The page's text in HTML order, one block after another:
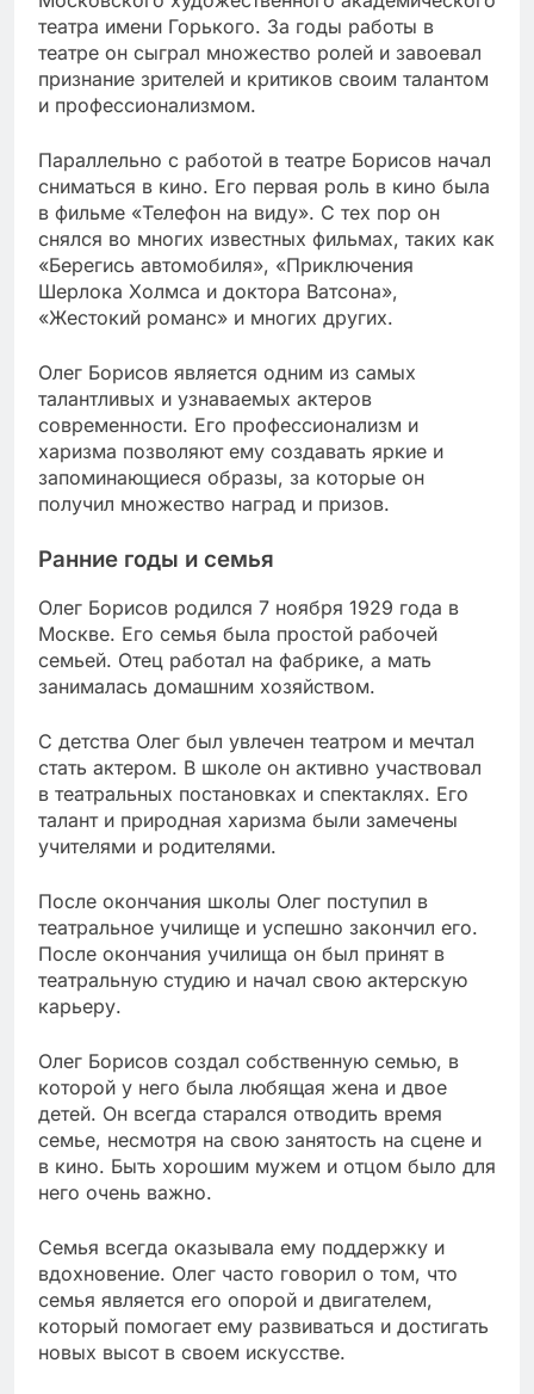
театра имени Горького. За годы работы в
театре он сыграл множество ролей и завоевал
признание зрителей и критиков своим талантом
и профессионализмом.
Параллельно с работой в театре Борисов начал
сниматься в кино. Его первая роль в кино была
в фильме «Телефон на виду». С тех пор он
снялся во многих известных фильмах, таких как
«Берегись автомобиля», «Приключения
Шерлока Холмса и доктора Ватсона»,
«Жестокий романс» и многих других.
Олег Борисов является одним из самых
талантливых и узнаваемых актеров
современности. Его профессионализм и
харизма позволяют ему создавать яркие и
запоминающиеся образы, за которые он
получил множество наград и призов.
Ранние годы и семья
Олег Борисов родился 7 ноября 1929 года в
Москве. Его семья была простой рабочей
семьей. Отец работал на фабрике, а мать
занималась домашним хозяйством.
С детства Олег был увлечен театром и мечтал
стать актером. В школе он активно участвовал
в театральных постановках и спектаклях. Его
талант и природная харизма были замечены
учителями и родителями.
После окончания школы Олег поступил в
театральное училище и успешно закончил его.
После окончания училища он был принят в
театральную студию и начал свою актерскую
карьеру.
Олег Борисов создал собственную семью, в
которой у него была любящая жена и двое
детей. Он всегда старался отводить время
семье, несмотря на свою занятость на сцене и
в кино. Быть хорошим мужем и отцом было для
него очень важно.
Семья всегда оказывала ему поддержку и
вдохновение. Олег часто говорил о том, что
семья является его опорой и двигателем,
который помогает ему развиваться и достигать
новых высот в своем искусстве.